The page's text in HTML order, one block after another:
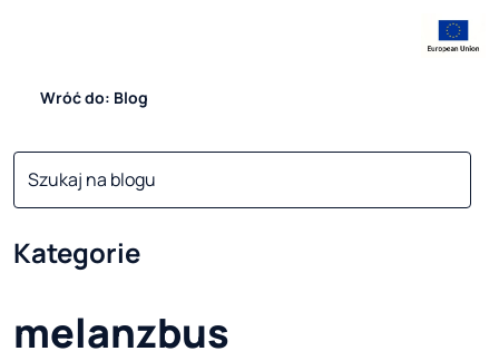
Wróć do: Blog
Kategorie
melanzbus